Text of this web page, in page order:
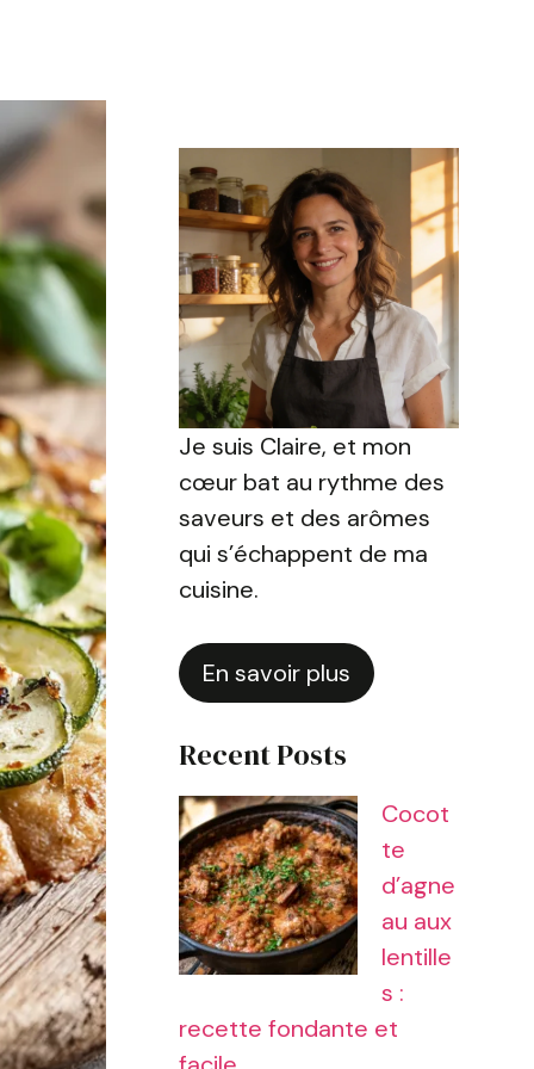
Je suis Claire, et mon
cœur bat au rythme des
saveurs et des arômes
qui s’échappent de ma
cuisine.
En savoir plus
Recent Posts
Cocot
te
d’agne
au aux
lentille
s :
recette fondante et